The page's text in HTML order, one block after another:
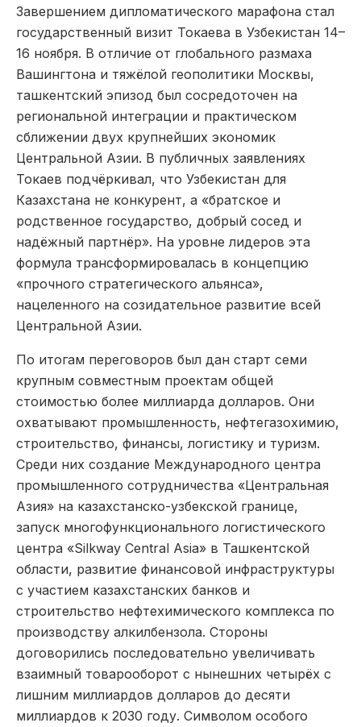
Завершением дипломатического марафона стал
государственный визит Токаева в Узбекистан 14–
16 ноября. В отличие от глобального размаха
Вашингтона и тяжёлой геополитики Москвы,
ташкентский эпизод был сосредоточен на
региональной интеграции и практическом
сближении двух крупнейших экономик
Центральной Азии. В публичных заявлениях
Токаев подчёркивал, что Узбекистан для
Казахстана не конкурент, а «братское и
родственное государство, добрый сосед и
надёжный партнёр». На уровне лидеров эта
формула трансформировалась в концепцию
«прочного стратегического альянса»,
нацеленного на созидательное развитие всей
Центральной Азии.
По итогам переговоров был дан старт семи
крупным совместным проектам общей
стоимостью более миллиарда долларов. Они
охватывают промышленность, нефтегазохимию,
строительство, финансы, логистику и туризм.
Среди них создание Международного центра
промышленного сотрудничества «Центральная
Азия» на казахстанско-узбекской границе,
запуск многофункционального логистического
центра «Silkway Central Asia» в Ташкентской
области, развитие финансовой инфраструктуры
с участием казахстанских банков и
строительство нефтехимического комплекса по
производству алкилбензола. Стороны
договорились последовательно увеличивать
взаимный товарооборот с нынешних четырёх с
лишним миллиардов долларов до десяти
миллиардов к 2030 году. Символом особого